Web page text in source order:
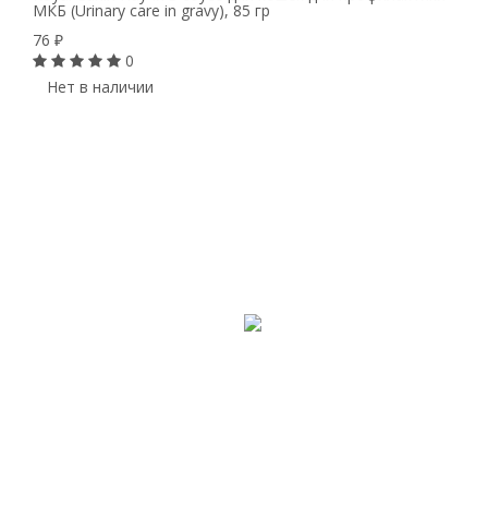
МКБ (Urinary care in gravy), 85 гр
76 ₽
0
Нет в наличии